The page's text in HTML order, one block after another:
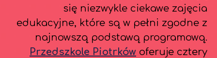
się niezwykle ciekawe zajęcia
edukacyjne, które są w pełni zgodne z
najnowszą podstawą programową.
Przedszkole Piotrków oferuje cztery